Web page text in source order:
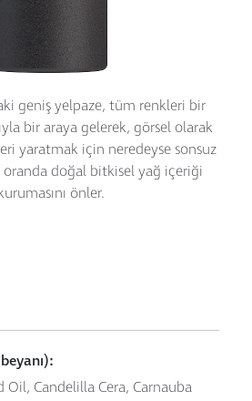
geniş yelpaze, tüm renkleri bir
bir araya gelerek, görsel olarak
yaratmak için neredeyse sonsuz
oranda doğal bitkisel yağ içeriği
önler.
Oil, Candelilla Cera, Carnauba